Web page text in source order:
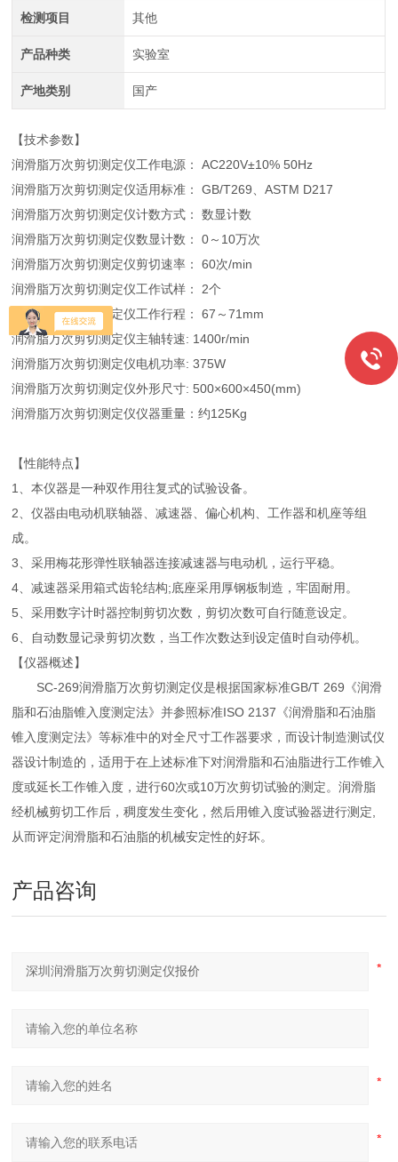
检测项目 其他
产品种类 实验室
产地类别 国产
【技术参数】
润滑脂万次剪切测定仪工作电源： AC220V±10% 50Hz
润滑脂万次剪切测定仪适用标准： GB/T269、ASTM D217
润滑脂万次剪切测定仪计数方式： 数显计数
润滑脂万次剪切测定仪数显计数： 0～10万次
润滑脂万次剪切测定仪剪切速率： 60次/min
润滑脂万次剪切测定仪工作试样： 2个
润滑脂万次剪切测定仪工作行程： 67～71mm
润滑脂万次剪切测定仪主轴转速: 1400r/min
润滑脂万次剪切测定仪电机功率: 375W
润滑脂万次剪切测定仪外形尺寸: 500×600×450(mm)
润滑脂万次剪切测定仪仪器重量：约125Kg
【性能特点】
1、本仪器是一种双作用往复式的试验设备。
2、仪器由电动机联轴器、减速器、偏心机构、工作器和机座等组
成。
3、采用梅花形弹性联轴器连接减速器与电动机，运行平稳。
4、减速器采用箱式齿轮结构;底座采用厚钢板制造，牢固耐用。
5、采用数字计时器控制剪切次数，剪切次数可自行随意设定。
6、自动数显记录剪切次数，当工作次数达到设定值时自动停机。
【仪器概述】
SC-269润滑脂万次剪切测定仪是根据国家标准GB/T 269《润滑
脂和石油脂锥入度测定法》并参照标准ISO 2137《润滑脂和石油脂
锥入度测定法》等标准中的对全尺寸工作器要求，而设计制造测试仪
器设计制造的，适用于在上述标准下对润滑脂和石油脂进行工作锥入
度或延长工作锥入度，进行60次或10万次剪切试验的测定。润滑脂
经机械剪切工作后，稠度发生变化，然后用锥入度试验器进行测定,
从而评定润滑脂和石油脂的机械安定性的好坏。
产品咨询